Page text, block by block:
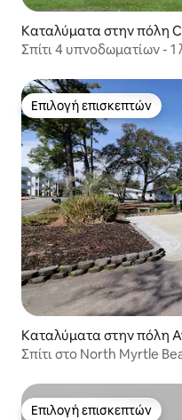
Καταλύματα στην πόλη
Σπίτι 4 υπνοδωματίων -
Επιλογή επισκεπτών
Επιλογή επισκεπτών
Καταλύματα στην πόλη
Σπίτι στο North Myrtle
Επιλογή επισκεπτών